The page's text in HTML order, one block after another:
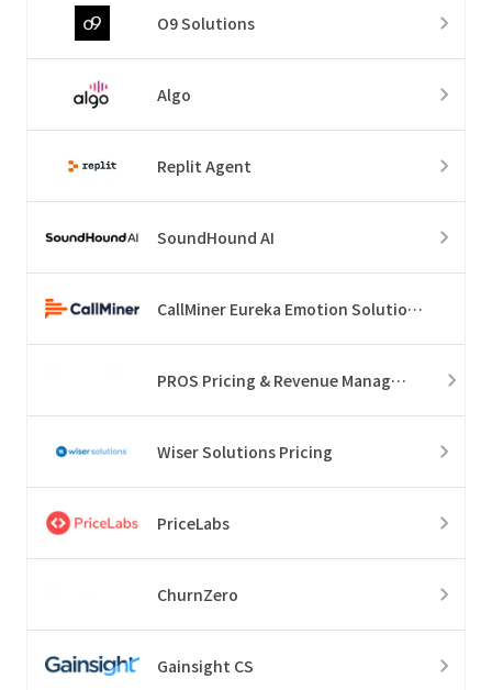
O9 Solutions
Algo
Replit Agent
SoundHound AI
CallMiner Eureka Emotion Solution Suite
PROS Pricing & Revenue Management
Wiser Solutions Pricing
PriceLabs
ChurnZero
Gainsight CS